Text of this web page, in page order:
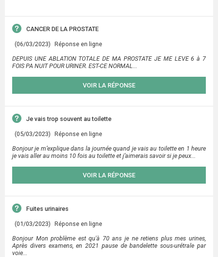
CANCER DE LA PROSTATE
(06/03/2023) Réponse en ligne
DEPUIS UNE ABLATION TOTALE DE MA PROSTATE JE ME LEVE 6 à 7
FOIS PA NUIT POUR URINER. EST-CE NORMAL...
VOIR LA RÉPONSE
Je vais trop souvent au toilette
(05/03/2023) Réponse en ligne
Bonjour je m’explique dans la journée quand je vais au toilette en 1 heure
je vais aller au moins 10 fois au toilette et j’aimerais savoir si je peux...
VOIR LA RÉPONSE
Fuites urinaires
(01/03/2023) Réponse en ligne
Bonjour Mon problème est qu'à 70 ans je ne retiens plus mes urines,
Après divers examens, en 2021 pause de bandelette sous-urétrale par
voie...